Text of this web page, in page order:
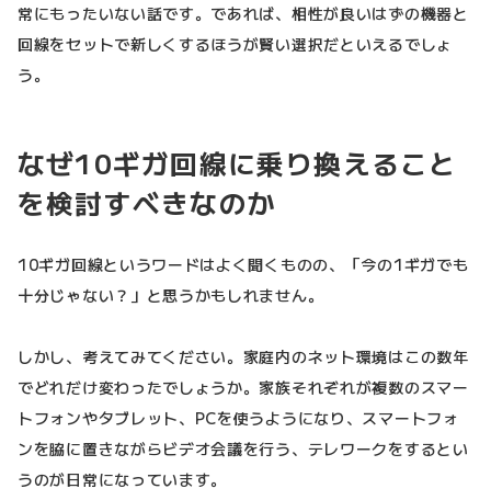
常にもったいない話です。であれば、相性が良いはずの機器と
回線をセットで新しくするほうが賢い選択だといえるでしょ
う。
なぜ10ギガ回線に乗り換えること
を検討すべきなのか
10ギガ回線というワードはよく聞くものの、「今の1ギガでも
十分じゃない？」と思うかもしれません。
しかし、考えてみてください。家庭内のネット環境はこの数年
でどれだけ変わったでしょうか。家族それぞれが複数のスマー
トフォンやタブレット、PCを使うようになり、スマートフォ
ンを脇に置きながらビデオ会議を行う、テレワークをするとい
うのが日常になっています。